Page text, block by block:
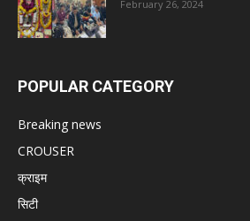
February 26, 2024
POPULAR CATEGORY
Breaking news
CROUSER
क्राइम
सिटी